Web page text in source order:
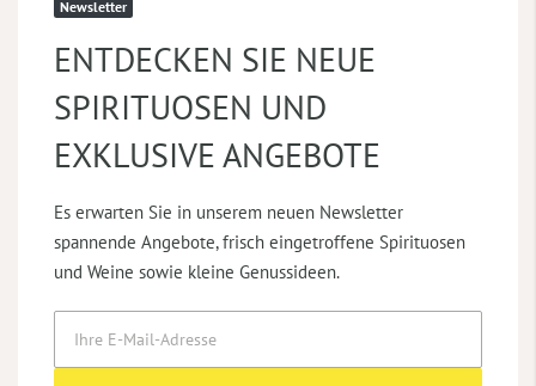
Newsletter
ENTDECKEN SIE NEUE
SPIRITUOSEN UND
EXKLUSIVE ANGEBOTE
Es erwarten Sie in unserem neuen Newsletter
spannende Angebote, frisch eingetroffene Spirituosen
und Weine sowie kleine Genussideen.